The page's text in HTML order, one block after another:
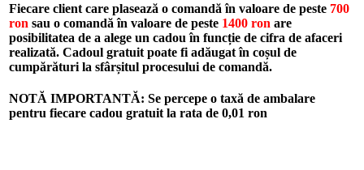
Fiecare client care plasează o comandă în valoare de peste 700
ron sau o comandă în valoare de peste 1400 ron are
posibilitatea de a alege un cadou în funcție de cifra de afaceri
realizată. Cadoul gratuit poate fi adăugat în coșul de
cumpărături la sfârșitul procesului de comandă.
NOTĂ IMPORTANTĂ: Se percepe o taxă de ambalare
pentru fiecare cadou gratuit la rata de 0,01 ron